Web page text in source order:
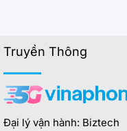
Truyền Thông
Đại lý vận hành: Biztech